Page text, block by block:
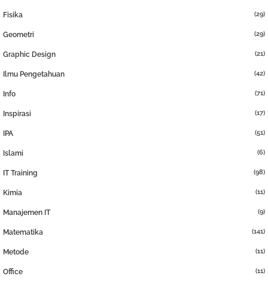
Fisika (29)
Geometri (29)
Graphic Design (21)
Ilmu Pengetahuan (42)
Info (71)
Inspirasi (17)
IPA (51)
Islami (6)
IT Training (98)
Kimia (11)
Manajemen IT (9)
Matematika (141)
Metode (11)
Office (11)